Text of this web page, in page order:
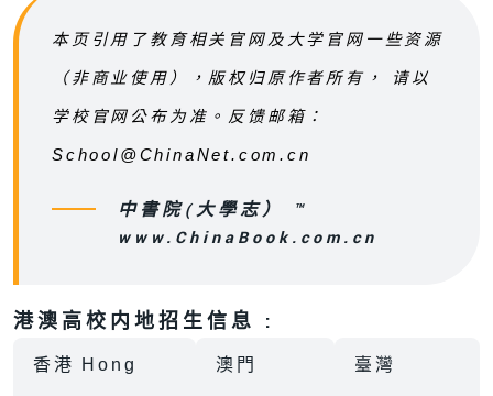
本页引用了教育相关官网及大学官网一些资源
（非商业使用），版权归原作者所有， 请以
学校官网公布为准。反馈邮箱：
School@ChinaNet.com.cn
中書院(大學志） ™
www.ChinaBook.com.cn
港澳高校内地招生信息 :
香港 Hong 澳門 臺灣